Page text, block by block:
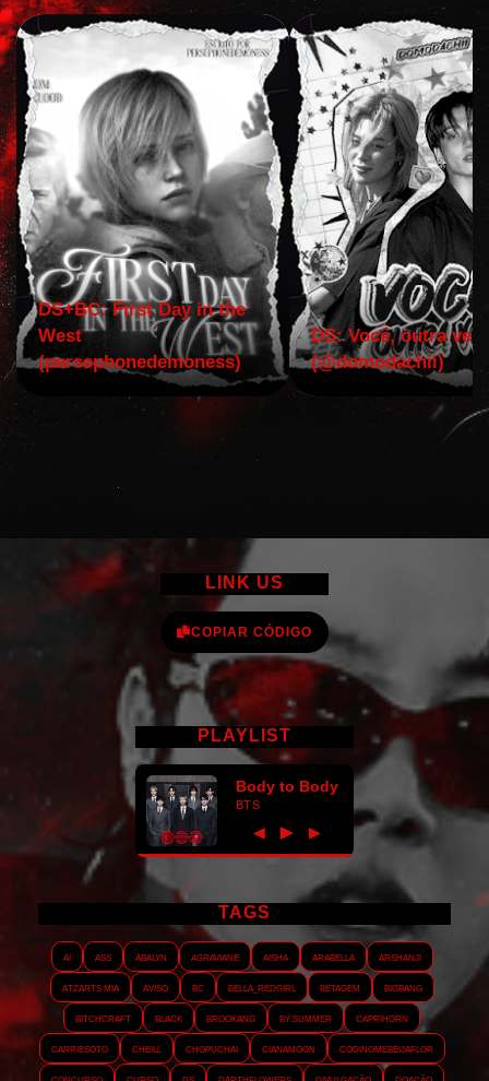
DS+BC: First Day in the
West
(persephonedemoness)
DS: Você, outra vez!
(@domodachii)
LINK US
COPIAR CÓDIGO
PLAYLIST
Body to Body
BTS
◀ ► ▶
TAGS
AI ASS Abalyn Agraviane Aisha Arabella
Arshanji
Atzarts Mia
Aviso BC Bella_RedGirl Betagem
Bigbang
Bitchcraft
Black Brookang By.summer
Caprihorn
Carriesoto
Cheill Chopuchai Cianamoon
Codinomebeijaflor